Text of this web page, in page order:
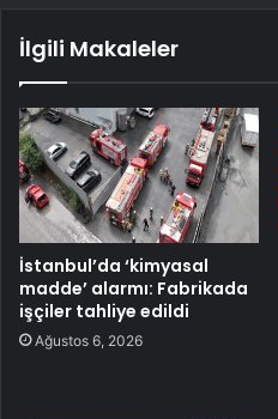
İlgili Makaleler
İstanbul’da ‘kimyasal
madde’ alarmı: Fabrikada
işçiler tahliye edildi
Ağustos 6, 2026